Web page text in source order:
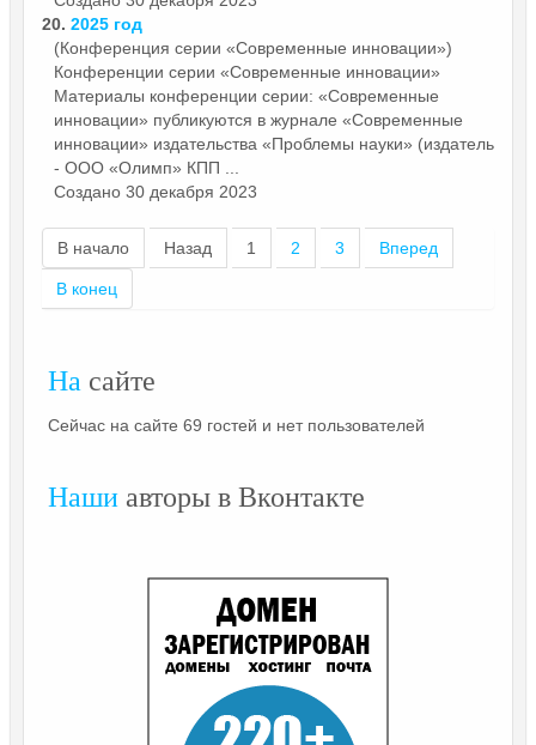
20. 2025 год
(Конференция серии «Современные инновации»)
Конференции серии «Современные инновации»
Материалы конференции серии: «Современные
инновации» публикуются в журнале «Современные
инновации» издательства «Проблемы науки» (издатель
- ООО «Олимп» КПП ...
Создано 30 декабря 2023
В начало Назад 1 2 3 Вперед
В конец
На сайте
Сейчас на сайте 69 гостей и нет пользователей
Наши авторы в Вконтакте